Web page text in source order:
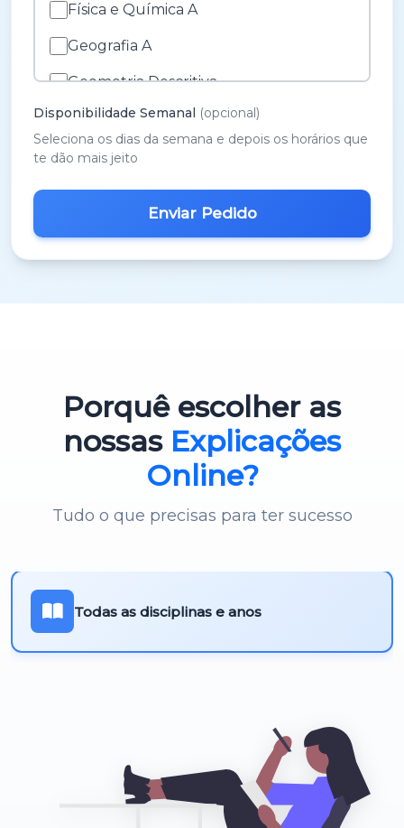
Física e Química A
Geografia A
Geometria Descritiva
História A
História e Cultura das Artes
Inglês
Matemática 3º Ciclo
Português 3º Ciclo
Disponibilidade Semanal (opcional)
Seleciona os dias da semana e depois os horários que
te dão mais jeito
Porquê escolher as
nossas Explicações
Online?
Tudo o que precisas para ter sucesso
Todas as disciplinas e anos